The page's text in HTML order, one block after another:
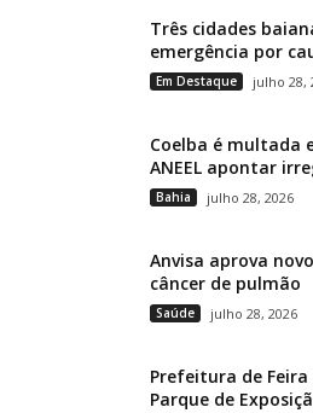
Três cidades
emergência por
Em Destaque julho 28,
Coelba é multada
ANEEL apontar
Bahia julho 28, 2026
Anvisa aprova
câncer de pulmão
Saúde julho 28, 2026
Prefeitura de
Parque de